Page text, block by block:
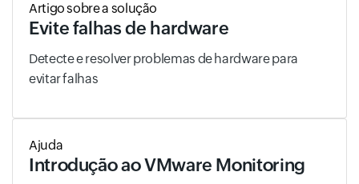
Artigo sobre a solução
Evite falhas de hardware
Detecte e resolver problemas de hardware para
evitar falhas
Ajuda
Introdução ao VMware Monitoring